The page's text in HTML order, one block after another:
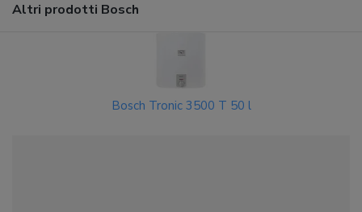
Altri prodotti Bosch
Bosch Tronic 3500 T 50 l